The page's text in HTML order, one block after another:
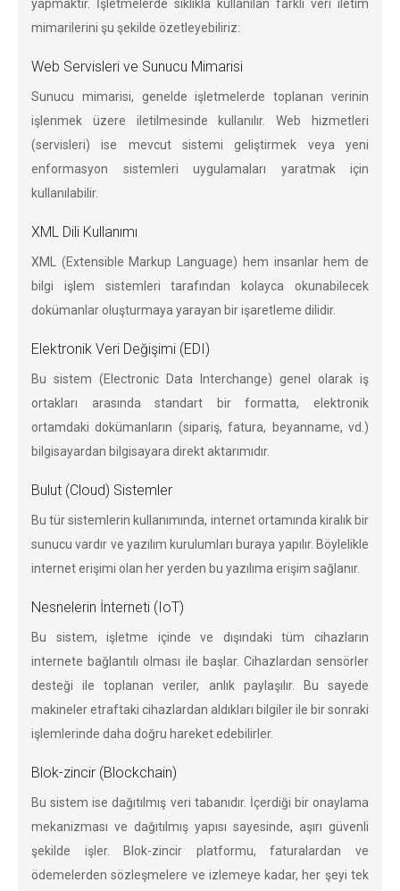
yapmaktır. İşletmelerde sıklıkla kullanılan farklı veri iletim
mimarilerini şu şekilde özetleyebiliriz:
Web Servisleri ve Sunucu Mimarisi
Sunucu mimarisi, genelde işletmelerde toplanan verinin
işlenmek üzere iletilmesinde kullanılır. Web hizmetleri
(servisleri) ise mevcut sistemi geliştirmek veya yeni
enformasyon sistemleri uygulamaları yaratmak için
kullanılabilir.
XML Dili Kullanımı
XML (Extensible Markup Language) hem insanlar hem de
bilgi işlem sistemleri tarafından kolayca okunabilecek
dokümanlar oluşturmaya yarayan bir işaretleme dilidir.
Elektronik Veri Değişimi (EDI)
Bu sistem (Electronic Data Interchange) genel olarak iş
ortakları arasında standart bir formatta, elektronik
ortamdaki dokümanların (sipariş, fatura, beyanname, vd.)
bilgisayardan bilgisayara direkt aktarımıdır.
Bulut (Cloud) Sistemler
Bu tür sistemlerin kullanımında, internet ortamında kiralık bir
sunucu vardır ve yazılım kurulumları buraya yapılır. Böylelikle
internet erişimi olan her yerden bu yazılıma erişim sağlanır.
Nesnelerin İnterneti (IoT)
Bu sistem, işletme içinde ve dışındaki tüm cihazların
internete bağlantılı olması ile başlar. Cihazlardan sensörler
desteği ile toplanan veriler, anlık paylaşılır. Bu sayede
makineler etraftaki cihazlardan aldıkları bilgiler ile bir sonraki
işlemlerinde daha doğru hareket edebilirler.
Blok-zincir (Blockchain)
Bu sistem ise dağıtılmış veri tabanıdır. İçerdiği bir onaylama
mekanizması ve dağıtılmış yapısı sayesinde, aşırı güvenli
şekilde işler. Blok-zincir platformu, faturalardan ve
ödemelerden sözleşmelere ve izlemeye kadar, her şeyi tek